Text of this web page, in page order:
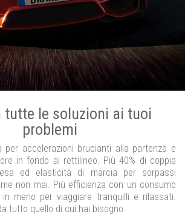
tutte le soluzioni ai tuoi
problemi
per accelerazioni brucianti alla partenza e
in fondo al rettilineo. Più 40% di coppia
ed elasticità di marcia per sorpassi
non mai. Più efficienza con un consumo
meno per viaggiare tranquilli e rilassati.
tutto quello di cui hai bisogno.